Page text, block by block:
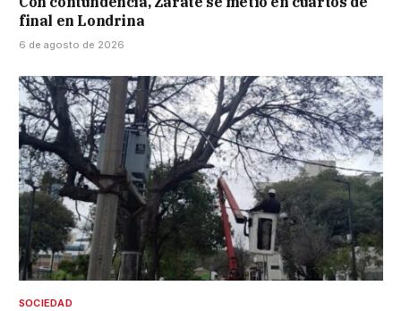
final en Londrina
6 de agosto de 2026
SOCIEDAD